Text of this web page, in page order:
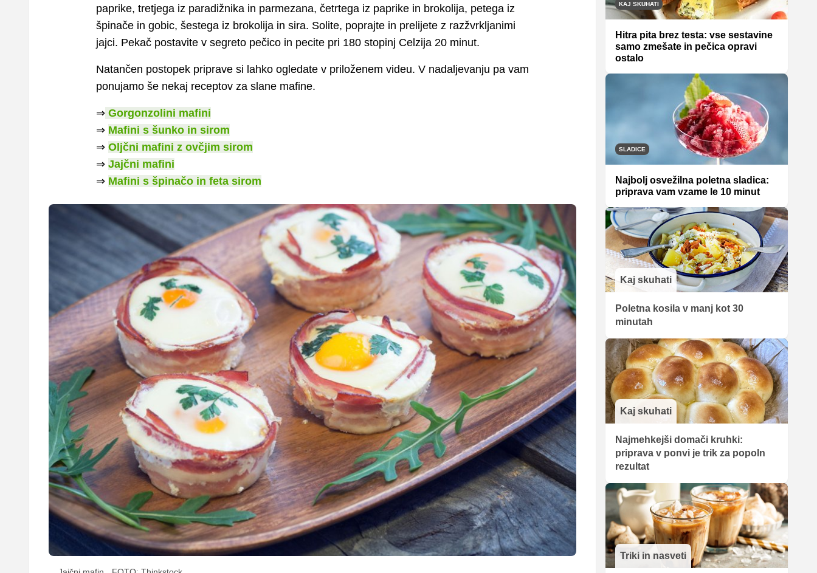
paprike, tretjega iz paradižnika in parmezana, četrtega iz paprike in brokolija, petega iz
špinače in gobic, šestega iz brokolija in sira. Solite, poprajte in prelijete z razžvrkljanimi
jajci. Pekač postavite v segreto pečico in pecite pri 180 stopinj Celzija 20 minut.
Natančen postopek priprave si lahko ogledate v priloženem videu. V nadaljevanju pa vam
ponujamo še nekaj receptov za slane mafine.
⇒ Gorgonzolini mafini
⇒ Mafini s šunko in sirom
⇒ Oljčni mafini z ovčjim sirom
⇒ Jajčni mafini
⇒ Mafini s špinačo in feta sirom
KAJ SKUHATI
Hitra pita brez testa: vse sestavine
samo zmešate in pečica opravi
ostalo
SLADICE
Najbolj osvežilna poletna sladica:
priprava vam vzame le 10 minut
Kaj skuhati
Poletna kosila v manj kot 30
minutah
Kaj skuhati
Najmehkejši domači kruhki:
priprava v ponvi je trik za popoln
rezultat
Triki in nasveti